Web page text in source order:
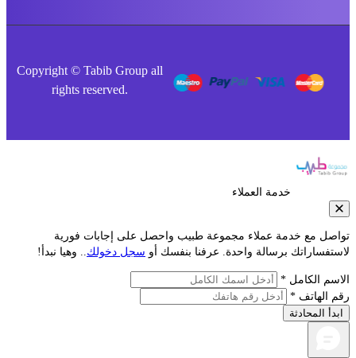
Copyright © Tabib Group all
rights reserved.
خدمة العملاء
مع خدمة عملاء مجموعة طبيب واحصل على إجابات فورية
برسالة واحدة. عرفنا بنفسك أوسجل دخولك.. وهيا نبدأ!
الكامل *
الهاتف *
المحادثة